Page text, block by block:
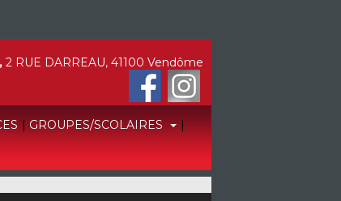
| GROUPES/SCOLAIRES
|
2 RUE DARREAU, 41100 Vendôme